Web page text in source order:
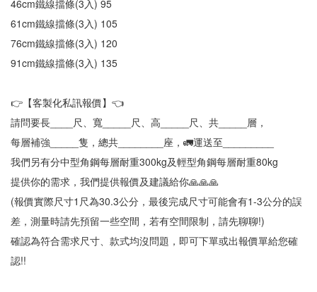
46cm鐵線擋條(3入) 95
61cm鐵線擋條(3入) 105
76cm鐵線擋條(3入) 120
91cm鐵線擋條(3入) 135
👉【客製化私訊報價】👈
請問要長____尺、寬_____尺、高_____尺、共_____層，
每層補強_____隻，總共________座，🚛運送至_________
我們另有分中型角鋼每層耐重300kg及輕型角鋼每層耐重80kg
提供你的需求，我們提供報價及建議給你🙏🙏🙏
(報價實際尺寸1尺為30.3公分，最後完成尺寸可能會有1-3公分的誤
差，測量時請先預留一些空間，若有空間限制，請先聊聊!)
確認為符合需求尺寸、款式均沒問題，即可下單或出報價單給您確
認!!